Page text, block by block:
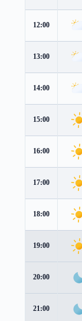
12:00
13:00
14:00
15:00
16:00
17:00
18:00
19:00
20:00
21:00